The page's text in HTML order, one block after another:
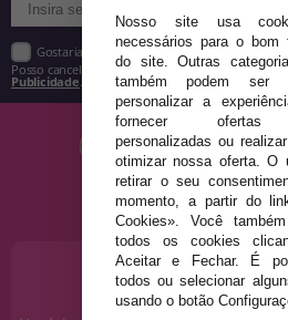
Gostaria de receber descontos exclusivos,
Posso cancelar a inscrição a qualquer momento,
Publicidade
PRECISA DE
915 793
Nosso site usa
necessários para o bom
do site. Outras
também podem ser
personalizar a
fornecer ofertas
personalizadas ou
otimizar nossa oferta. O
retirar o seu
momento, a partir do
Cookies». Você
todos os cookies
Aceitar e Fechar. É
todos ou selecionar
usando o botão